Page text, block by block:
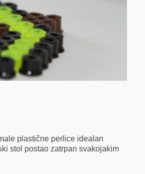
plastične perlice idealan
stol postao zatrpan svakojakim